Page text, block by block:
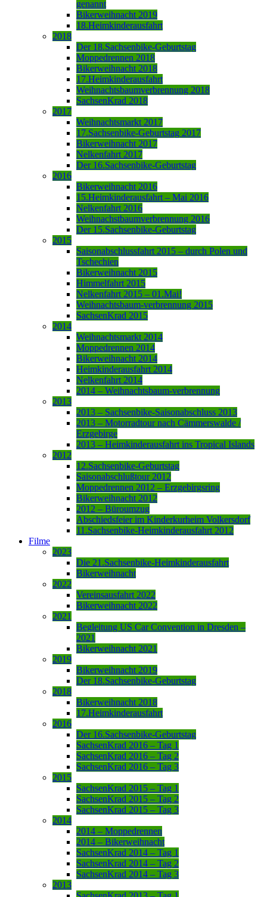
genannt
Bikerweihnacht 2019
18.Heimkinderausfahrt
2018
Der 18.Sachsenbike-Geburtstag
Moppedrennen 2018
Bikerweihnacht 2018
17.Heimkinderausfahrt
Weihnachtsbaumverbrennung 2018
SachsenKrad 2018
2017
Weihnachtsmarkt 2017
17.Sachsenbike-Geburtstag 2017
Bikerweihnacht 2017
Nelkenfahrt 2017
Der 16.Sachsenbike-Geburtstag
2016
Bikerweihnacht 2016
15.Heimkinderausfahrt – Mai 2016
Nelkenfahrt 2016
Weihnachstbaumverbrennung 2016
Der 15.Sachsenbike-Geburtstag
2015
Saisonabschlussfahrt 2015 – durch Polen und
Tschechien
Bikerweihnacht 2015
Himmelfahrt 2015
Nelkenfahrt 2015 – 01.Mai!
Weihnachtsbaum-verbrennung 2015
SachsenKrad 2015
2014
Weihnachtsmarkt 2014
Moppedrennen 2014
Bikerweihnacht 2014
Heimkinderausfahrt 2014
Nelkenfahrt 2014
2014 – Weihnachtsbaum-verbrennung
2013
2013 – Sachsenbike-Saisonabschluss 2013
2013 – Motorradtour nach Cämmerswalde /
Erzgebirge
2013 – Heimkinderausfahrt ins Tropical Islands
2012
12.Sachsenbike-Geburtstag
Saisonabschlußtour 2012
Moppedrennen 2012 – Erzgebirgsring
Bikerweihnacht 2012
2012 – Büroumzug
Abschiedsfeier im Kinderkurheim Volkersdorf
11.Sachsenbike-Heimkinderausfahrt 2012
Filme
2023
Die 21.Sachsenbike-Heimkinderausfahrt
Bikerweihnacht
2022
Vereinsausfahrt 2022
Bikerweihnacht 2022
2021
Begleitung US Car Convention in Dresden –
2021
Bikerweihnacht 2021
2019
Bikerweihnacht 2019
Der 18.Sachsenbike-Geburtstag
2018
Bikerweihnacht 2018
17.Heimkinderausfahrt
2016
Der 16.Sachsenbike-Geburtstag
SachsenKrad 2016 – Tag 1
SachsenKrad 2016 – Tag 2
SachsenKrad 2016 – Tag 3
2015
SachsenKrad 2015 – Tag 1
SachsenKrad 2015 – Tag 2
SachsenKrad 2015 – Tag 3
2014
2014 – Moppedrennen
2014 – Bikerweihnacht
SachsenKrad 2014 – Tag 1
SachsenKrad 2014 – Tag 2
SachsenKrad 2014 – Tag 3
2013